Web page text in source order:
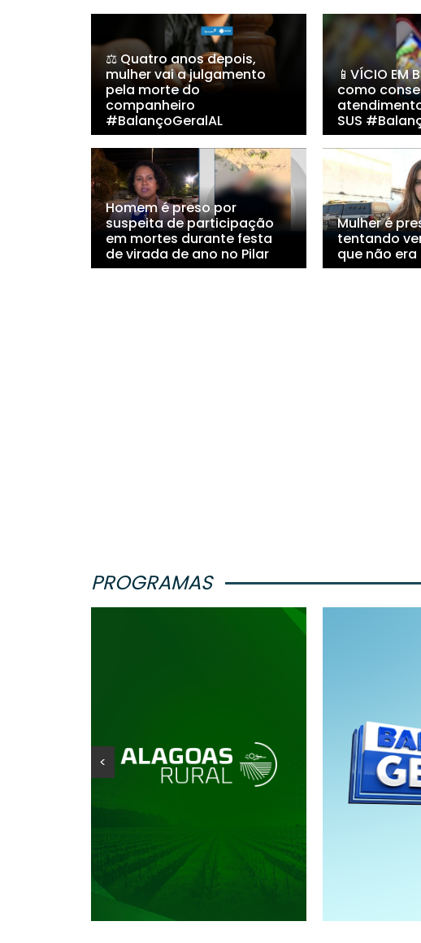
⚖️ Quatro anos depois,
mulher vai a julgamento
pela morte do
companheiro
#BalançoGeralAL
📱VÍCIO EM
como
SUS
Homem é preso por
suspeita de participação
em mortes durante festa
de virada de ano no Pilar
Mulher é
tentando
que não era
PROGRAMAS
<